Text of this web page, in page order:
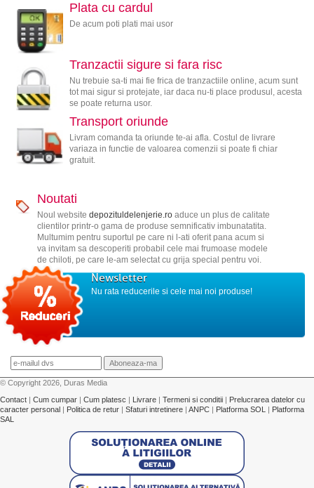
Plata cu cardul
De acum poti plati mai usor
Tranzactii sigure si fara risc
Nu trebuie sa-ti mai fie frica de tranzactiile online, acum sunt
tot mai sigur si protejate, iar daca nu-ti place produsul, acesta
se poate returna usor.
Transport oriunde
Livram comanda ta oriunde te-ai afla. Costul de livrare
variaza in functie de valoarea comenzii si poate fi chiar
gratuit.
Noutati
Noul website depozituldelenjerie.roaduce un plus de calitate
clientilor printr-o gama de produse semnificativ imbunatatita.
Multumim pentru suportul pe care ni l-ati oferit pana acum si
va invitam sa descoperiti probabil cele mai frumoase modele
de chiloti, pe care le-am selectat cu grija special pentru voi.
Newsletter
Nu rata reducerile si cele mai noi produse!
© Copyright 2026, Duras Media
Contact | Cum cumpar | Cum platesc | Livrare | Termeni si conditii | Prelucrarea datelor cu
caracter personal | Politica de retur | Sfaturi intretinere | ANPC | Platforma SOL | Platforma
SAL